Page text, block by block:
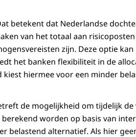
betekent dat Nederlandse
van het totaal aan
zijn. Deze optie kan
het banken flexibiliteit in de
hiermee voor een minder
de mogelijkheid om tijdelijk de
worden op basis van
belastend alternatief. Als hier